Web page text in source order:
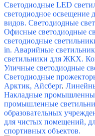
Светодиодные LED
светодиодное освещение
видов. Светодиодные
Офисные светодиодные
светодиодные
in. Аварийные
светильники для ЖКХ.
Уличные светодиодные
Светодиодные
Арктик, Айсберг.
Накладные
промышленные
образовательных
для чистых помещений,
спортивных объектов.